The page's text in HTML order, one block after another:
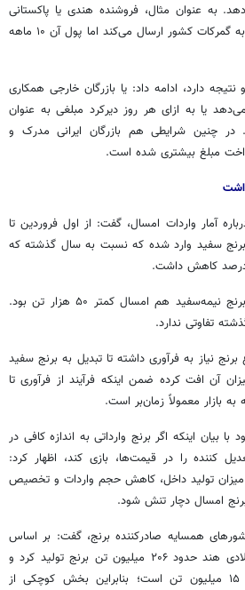
به عنوان مثال، فروشنده هندی یا پاکستانی
کالای خریداری شده را ۲ ماهه به گمرکات کشور ارسال می‌کند اما پول آن ۱۰ ماهه
دارد، ادامه داد: یا بازرگان خارجی همکاری
یا به ازای هر روز دیرکرد مبلغی به عنوان
چنین شرایطی هم بازرگان ایرانی مدرک و
مبلغ بیشتری شده است.
آمار واردات امسال، گفت: از اول فروردین تا
۸۱۵ هزار تن برنج سفید وارد شده که نسبت به سال گذشته که
وی اضافه کرد: میزان واردات برنج نیمه‌سفید هم امسال کمتر ۵۰ هزار تن بود.
تفاوتی ندارد.
نیاز به فرآوری داشته تا تبدیل به برنج سفید
آن افت کرده ضمن اینکه فرآیند از فرآوری تا
بازار معمولاً زمان‌بر است.
بیان اینکه اگر برنج وارداتی به اندازه کافی در
کننده را در قیمت‌ها، بازی کند، اظهار کرد:
میزان تولید داخل، کاهش حجم واردات و تخصیص
امسال دچار تنش شود.
همسایه صادرکننده برنج، گفت: بر اساس
در سال ۲۰۲۳ میلادی هند حدود ۲۰۶ میلیون تن برنج تولید کرد و
این عدد برای پاکستان حدود ۱۵ میلیون تن است؛ بنابراین بخش کوچکی از